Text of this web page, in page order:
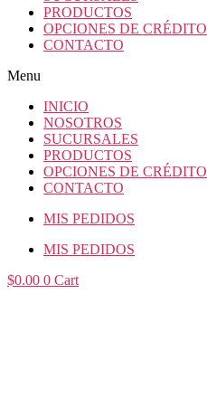
PRODUCTOS
OPCIONES DE CRÉDITO
CONTACTO
Menu
INICIO
NOSOTROS
SUCURSALES
PRODUCTOS
OPCIONES DE CRÉDITO
CONTACTO
MIS PEDIDOS
MIS PEDIDOS
$0.00 0 Cart